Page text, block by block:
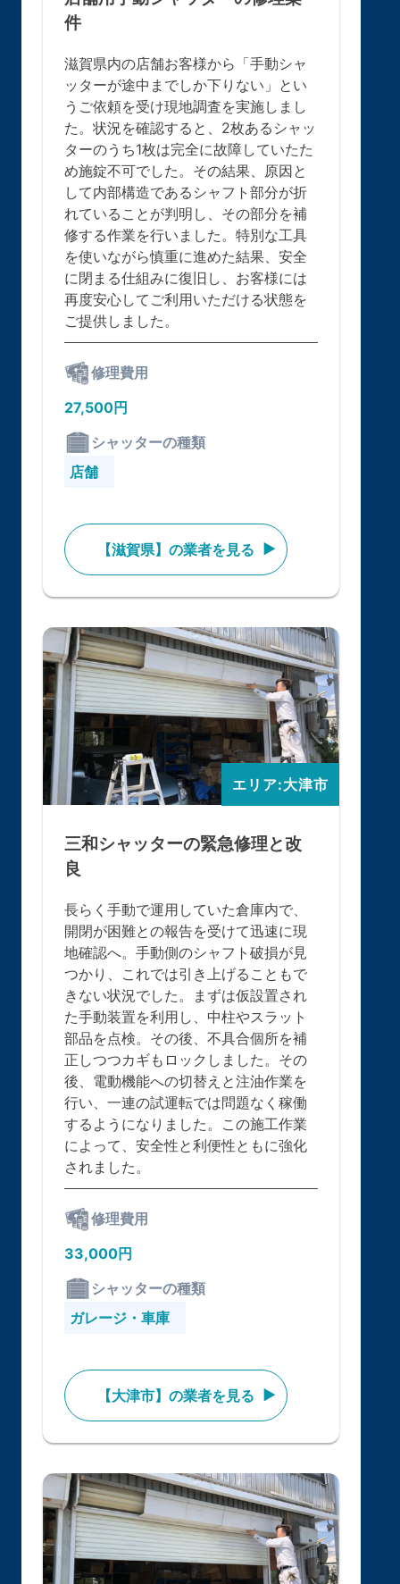
件
滋賀県内の店舗お客様から「手動シャ
ッターが途中までしか下りない」とい
うご依頼を受け現地調査を実施しまし
た。状況を確認すると、2枚あるシャッ
ターのうち1枚は完全に故障していたた
め施錠不可でした。その結果、原因と
して内部構造であるシャフト部分が折
れていることが判明し、その部分を補
修する作業を行いました。特別な工具
を使いながら慎重に進めた結果、安全
に閉まる仕組みに復旧し、お客様には
再度安心してご利用いただける状態を
ご提供しました。
修理費用
27,500円
シャッターの種類
店舗
【滋賀県】の業者を見る
エリア:大津市
三和シャッターの緊急修理と改
良
長らく手動で運用していた倉庫内で、
開閉が困難との報告を受けて迅速に現
地確認へ。手動側のシャフト破損が見
つかり、これでは引き上げることもで
きない状況でした。まずは仮設置され
た手動装置を利用し、中柱やスラット
部品を点検。その後、不具合個所を補
正しつつカギもロックしました。その
後、電動機能への切替えと注油作業を
行い、一連の試運転では問題なく稼働
するようになりました。この施工作業
によって、安全性と利便性ともに強化
されました。
修理費用
33,000円
シャッターの種類
ガレージ・車庫
【大津市】の業者を見る